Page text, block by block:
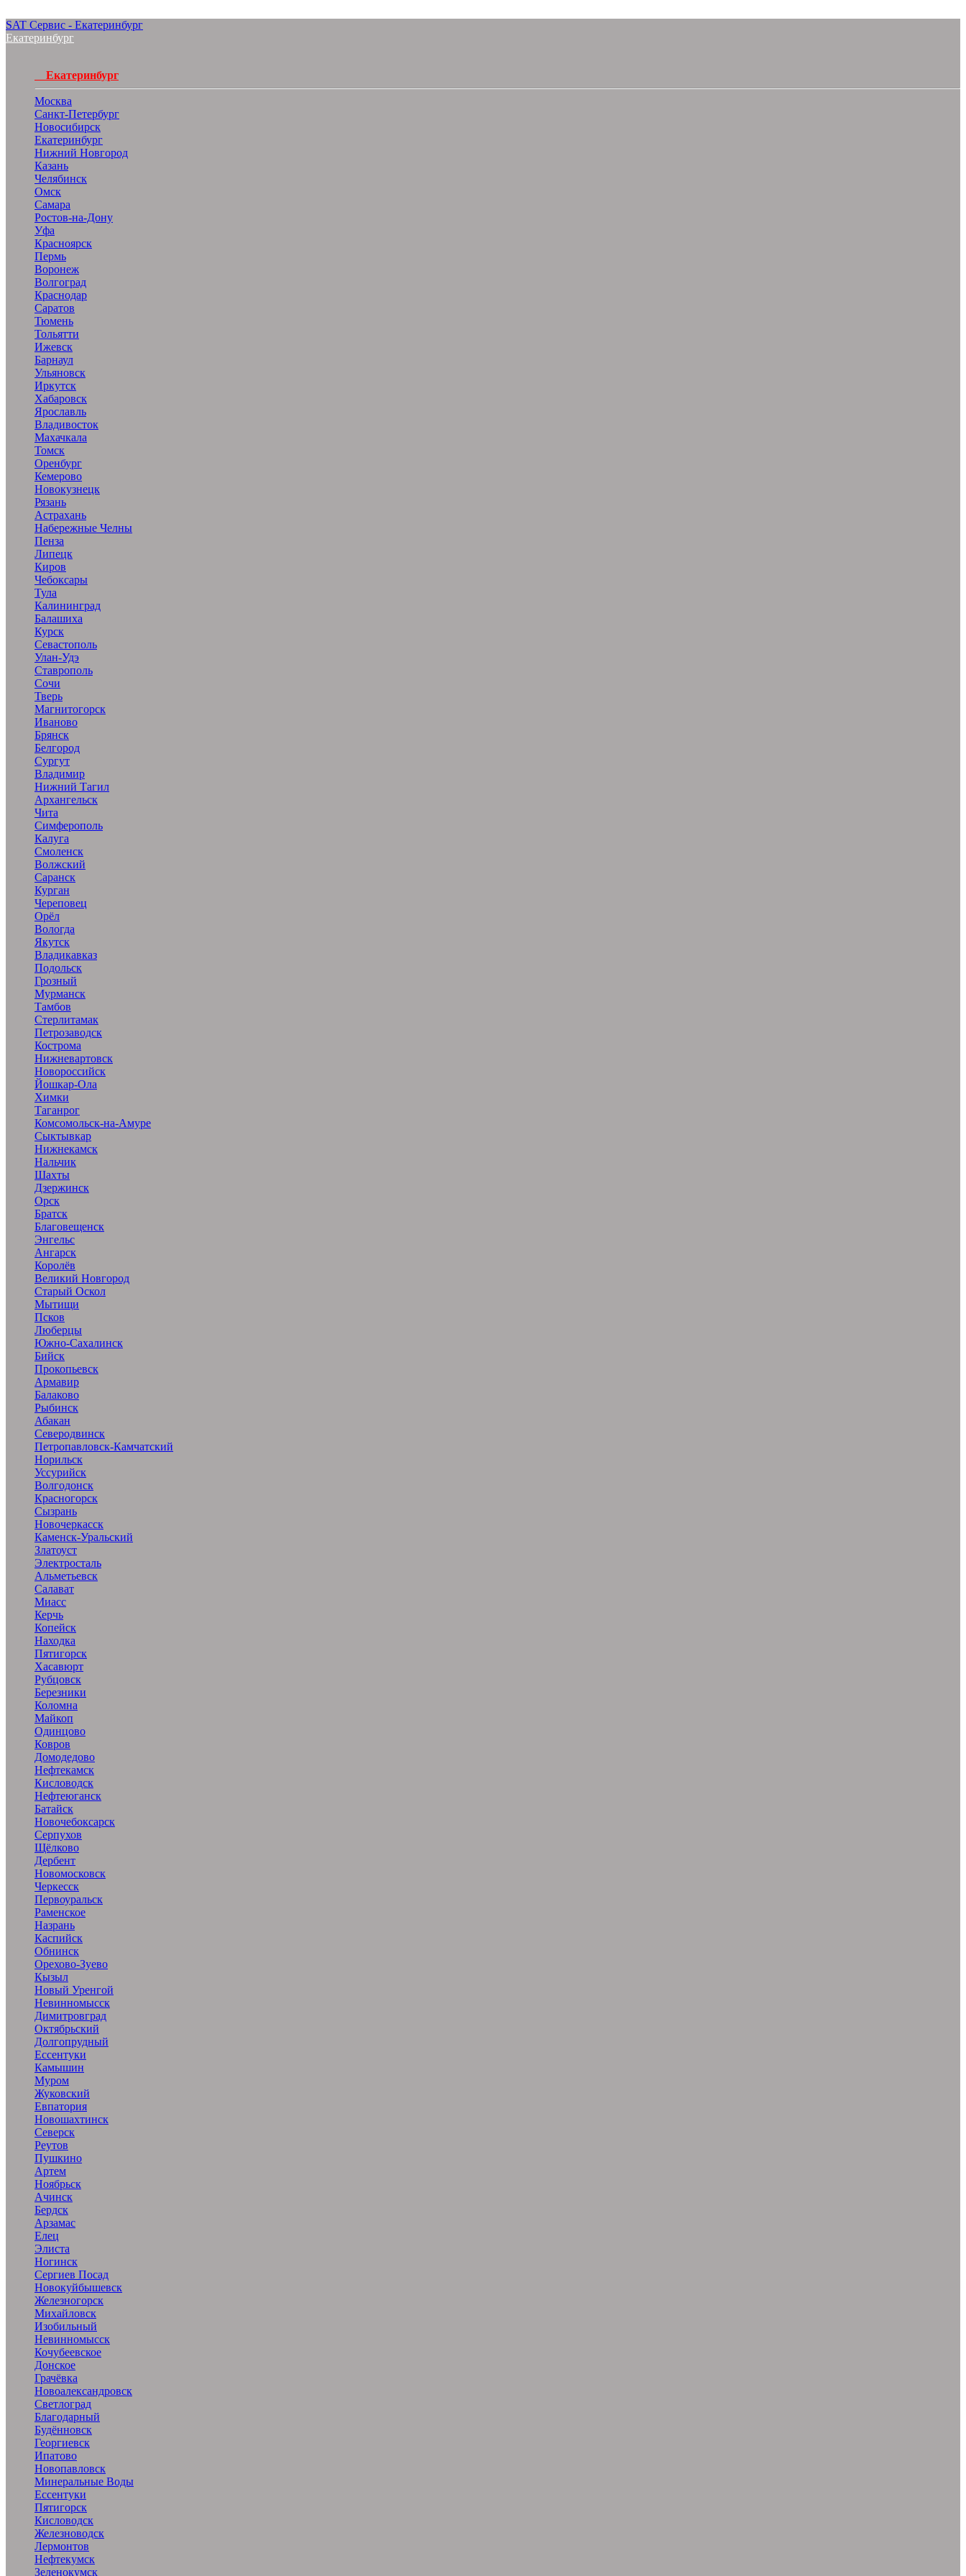
SAT Сервис - Екатеринбург
Екатеринбург
Екатеринбург
Москва
Санкт-Петербург
Новосибирск
Екатеринбург
Нижний Новгород
Казань
Челябинск
Омск
Самара
Ростов-на-Дону
Уфа
Красноярск
Пермь
Воронеж
Волгоград
Краснодар
Саратов
Тюмень
Тольятти
Ижевск
Барнаул
Ульяновск
Иркутск
Хабаровск
Ярославль
Владивосток
Махачкала
Томск
Оренбург
Кемерово
Новокузнецк
Рязань
Астрахань
Набережные Челны
Пенза
Липецк
Киров
Чебоксары
Тула
Калининград
Балашиха
Курск
Севастополь
Улан-Удэ
Ставрополь
Сочи
Тверь
Магнитогорск
Иваново
Брянск
Белгород
Сургут
Владимир
Нижний Тагил
Архангельск
Чита
Симферополь
Калуга
Смоленск
Волжский
Саранск
Курган
Череповец
Орёл
Вологда
Якутск
Владикавказ
Подольск
Грозный
Мурманск
Тамбов
Стерлитамак
Петрозаводск
Кострома
Нижневартовск
Новороссийск
Йошкар-Ола
Химки
Таганрог
Комсомольск-на-Амуре
Сыктывкар
Нижнекамск
Нальчик
Шахты
Дзержинск
Орск
Братск
Благовещенск
Энгельс
Ангарск
Королёв
Великий Новгород
Старый Оскол
Мытищи
Псков
Люберцы
Южно-Сахалинск
Бийск
Прокопьевск
Армавир
Балаково
Рыбинск
Абакан
Северодвинск
Петропавловск-Камчатский
Норильск
Уссурийск
Волгодонск
Красногорск
Сызрань
Новочеркасск
Каменск-Уральский
Златоуст
Электросталь
Альметьевск
Салават
Миасс
Керчь
Копейск
Находка
Пятигорск
Хасавюрт
Рубцовск
Березники
Коломна
Майкоп
Одинцово
Ковров
Домодедово
Нефтекамск
Кисловодск
Нефтеюганск
Батайск
Новочебоксарск
Серпухов
Щёлково
Дербент
Новомосковск
Черкесск
Первоуральск
Раменское
Назрань
Каспийск
Обнинск
Орехово-Зуево
Кызыл
Новый Уренгой
Невинномысск
Димитровград
Октябрьский
Долгопрудный
Ессентуки
Камышин
Муром
Жуковский
Евпатория
Новошахтинск
Северск
Реутов
Пушкино
Артем
Ноябрьск
Ачинск
Бердск
Арзамас
Елец
Элиста
Ногинск
Сергиев Посад
Новокуйбышевск
Железногорск
Михайловск
Изобильный
Невинномысск
Кочубеевское
Донское
Грачёвка
Новоалександровск
Светлоград
Благодарный
Будённовск
Георгиевск
Ипатово
Новопавловск
Минеральные Воды
Ессентуки
Пятигорск
Кисловодск
Железноводск
Лермонтов
Нефтекумск
Зеленокумск